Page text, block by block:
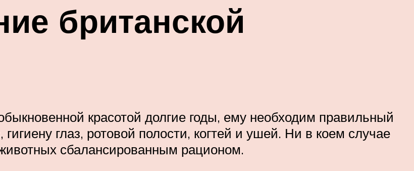
британской
красотой долгие годы, ему необходим правильный
глаз, ротовой полости, когтей и ушей. Ни в коем случае
сбалансированным рационом.